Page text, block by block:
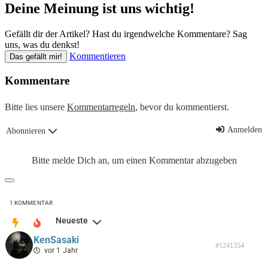
Deine Meinung ist uns wichtig!
Gefällt dir der Artikel? Hast du irgendwelche Kommentare? Sag
uns, was du denkst!
Das gefällt mir! Kommentieren
Kommentare
Bitte lies unsere Kommentarregeln, bevor du kommentierst.
Abonnieren Anmelden
Bitte melde Dich an, um einen Kommentar abzugeben
1 KOMMENTAR
Neueste
KenSasaki
vor 1 Jahr
#1241354